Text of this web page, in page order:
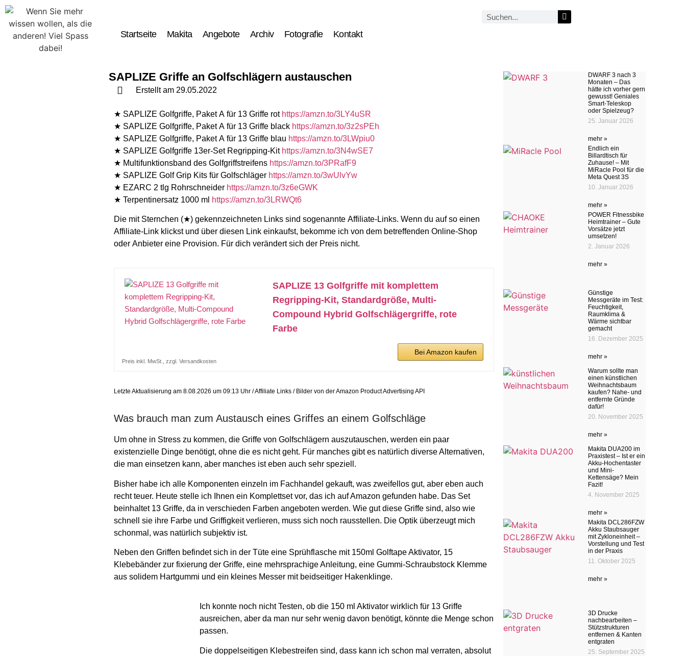
Startseite Makita Angebote Archiv Fotografie Kontakt
SAPLIZE Griffe an Golfschlägern austauschen
Erstellt am 29.05.2022
★ SAPLIZE Golfgriffe, Paket A für 13 Griffe rot https://amzn.to/3LY4uSR
★ SAPLIZE Golfgriffe, Paket A für 13 Griffe black https://amzn.to/3z2sPEh
★ SAPLIZE Golfgriffe, Paket A für 13 Griffe blau https://amzn.to/3LWpiu0
★ SAPLIZE Golfgriffe 13er-Set Regripping-Kit https://amzn.to/3N4wSE7
★ Multifunktionsband des Golfgriffstreifens https://amzn.to/3PRafF9
★ SAPLIZE Golf Grip Kits für Golfschläger https://amzn.to/3wUlvYw
★ EZARC 2 tlg Rohrschneider https://amzn.to/3z6eGWK
★ Terpentinersatz 1000 ml https://amzn.to/3LRWQt6
Die mit Sternchen (★) gekennzeichneten Links sind sogenannte Affiliate-Links. Wenn du auf so einen
Affiliate-Link klickst und über diesen Link einkaufst, bekomme ich von dem betreffenden Online-Shop
oder Anbieter eine Provision. Für dich verändert sich der Preis nicht.
SAPLIZE 13 Golfgriffe mit komplettem
Regripping-Kit, Standardgröße, Multi-
Compound Hybrid Golfschlägergriffe, rote
Farbe
Bei Amazon kaufen
Preis inkl. MwSt., zzgl. Versandkosten
Letzte Aktualisierung am 8.08.2026 um 09:13 Uhr / Affiliate Links / Bilder von der Amazon Product Advertising API
Was brauch man zum Austausch eines Griffes an einem Golfschläge
Um ohne in Stress zu kommen, die Griffe von Golfschlägern auszutauschen, werden ein paar
existenzielle Dinge benötigt, ohne die es nicht geht. Für manches gibt es natürlich diverse Alternativen,
die man einsetzen kann, aber manches ist eben auch sehr speziell.
Bisher habe ich alle Komponenten einzeln im Fachhandel gekauft, was zweifellos gut, aber eben auch
recht teuer. Heute stelle ich Ihnen ein Komplettset vor, das ich auf Amazon gefunden habe. Das Set
beinhaltet 13 Griffe, da in verschieden Farben angeboten werden. Wie gut diese Griffe sind, also wie
schnell sie ihre Farbe und Griffigkeit verlieren, muss sich noch rausstellen. Die Optik überzeugt mich
schonmal, was natürlich subjektiv ist.
Neben den Griffen befindet sich in der Tüte eine Sprühflasche mit 150ml Golftape Aktivator, 15
Klebebänder zur fixierung der Griffe, eine mehrsprachige Anleitung, eine Gummi-Schraubstock Klemme
aus solidem Hartgummi und ein kleines Messer mit beidseitiger Hakenklinge.
Ich konnte noch nicht Testen, ob die 150 ml Aktivator wirklich für 13 Griffe
ausreichen, aber da man nur sehr wenig davon benötigt, könnte die Menge schon
passen.
Die doppelseitigen Klebestreifen sind, dass kann ich schon mal verraten, absolut
DWARF 3 nach 3
Monaten – Das
hätte ich vorher gern
gewusst! Geniales
Smart-Teleskop
oder Spielzeug?
25. Januar 2026
mehr »
Endlich ein
Billardtisch für
Zuhause! – Mit
MiRacle Pool für die
Meta Quest 3S
10. Januar 2026
mehr »
POWER Fitnessbike
Heimtrainer – Gute
Vorsätze jetzt
umsetzen!
2. Januar 2026
mehr »
Günstige
Messgeräte im Test:
Feuchtigkeit,
Raumklima &
Wärme sichtbar
gemacht
16. Dezember 2025
mehr »
Warum sollte man
einen künstlichen
Weihnachtsbaum
kaufen? Nahe- und
entfernte Gründe
dafür!
20. November 2025
mehr »
Makita DUA200 im
Praxistest – Ist er ein
Akku-Hochentaster
und Mini-
Kettensäge? Mein
Fazit!
4. November 2025
mehr »
Makita DCL286FZW
Akku Staubsauger
mit Zykloneinheit –
Vorstellung und Test
in der Praxis
11. Oktober 2025
mehr »
3D Drucke
nachbearbeiten –
Stützstrukturen
entfernen & Kanten
entgraten
25. September 2025